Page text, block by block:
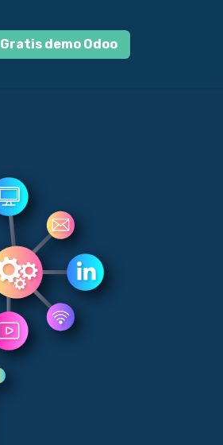
Gratis demo Odoo